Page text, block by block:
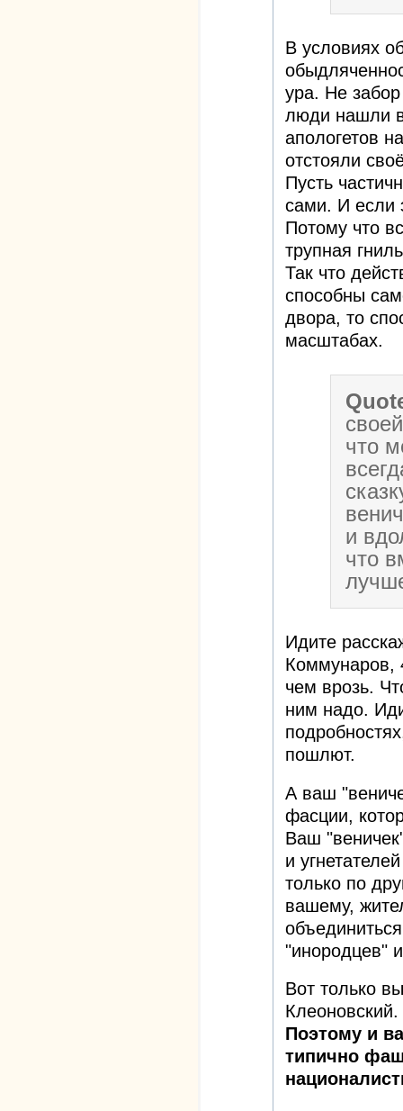
В условиях
ура. Не
люди нашли
апологетов
отстояли
Пусть
сами. И если
Потому что
трупная
Так что
способны
двора, то
масштабах.
что
и
что
Идите
Коммунаров,
чем врозь.
ним надо.
пошлют.
А ваш
фасции,
Ваш
и
только по
вашему,
"инородцев"
Вот только
Клеоновский.
Поэтому и
типично